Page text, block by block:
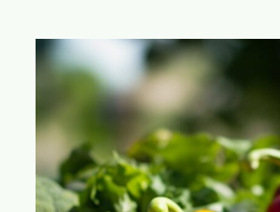
R
O
M
S
U
P
E